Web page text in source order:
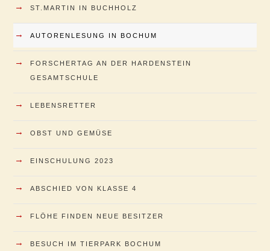
→ ST.MARTIN IN BUCHHOLZ
→ AUTORENLESUNG IN BOCHUM
→
FORSCHERTAG AN DER HARDENSTEIN
GESAMTSCHULE
→ LEBENSRETTER
→ OBST UND GEMÜSE
→ EINSCHULUNG 2023
→ ABSCHIED VON KLASSE 4
→ FLÖHE FINDEN NEUE BESITZER
→ BESUCH IM TIERPARK BOCHUM